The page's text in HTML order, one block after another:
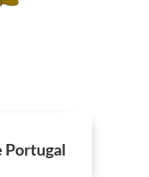
Portugal